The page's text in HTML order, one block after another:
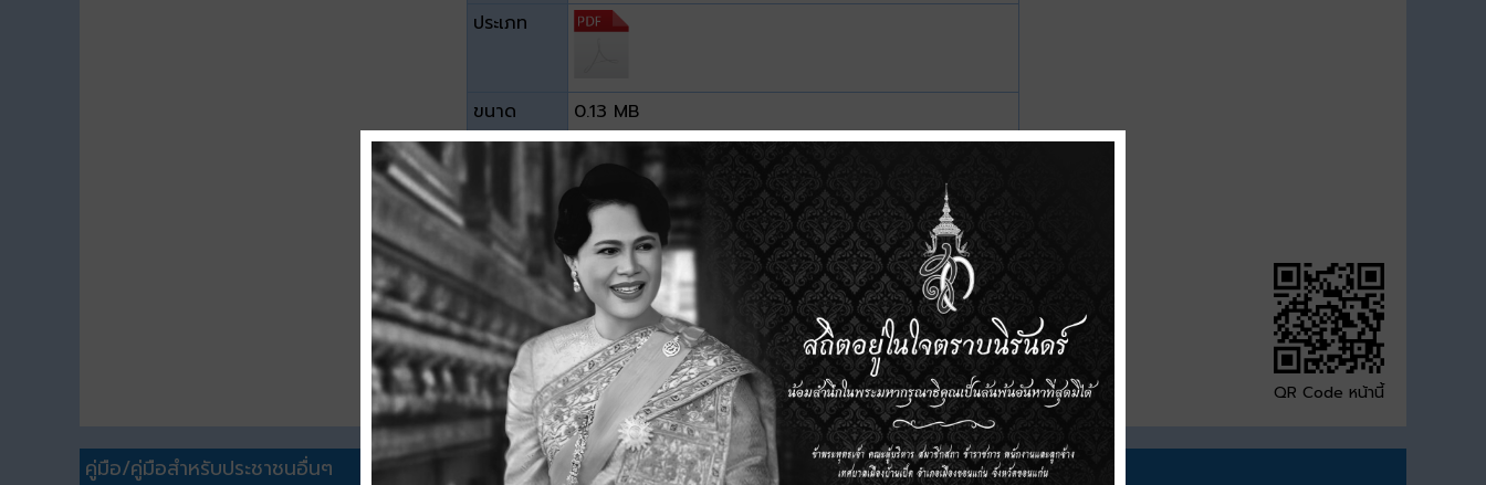
ประเภท
ขนาด
0.13 MB
ดาวน์โหลด
QR Code หน้านี้
คู่มือ/คู่มือสำหรับประชาชนอื่นๆ